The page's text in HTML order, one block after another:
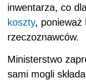
inwentarza, co
koszty, ponieważ
rzeczoznawców.
Ministerstwo
sami mogli